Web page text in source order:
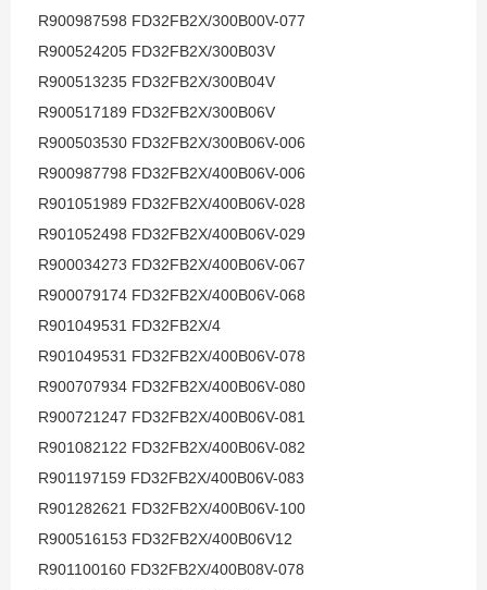
R900987598 FD32FB2X/300B00V-077
R900524205 FD32FB2X/300B03V
R900513235 FD32FB2X/300B04V
R900517189 FD32FB2X/300B06V
R900503530 FD32FB2X/300B06V-006
R900987798 FD32FB2X/400B06V-006
R901051989 FD32FB2X/400B06V-028
R901052498 FD32FB2X/400B06V-029
R900034273 FD32FB2X/400B06V-067
R900079174 FD32FB2X/400B06V-068
R901049531 FD32FB2X/4
R901049531 FD32FB2X/400B06V-078
R900707934 FD32FB2X/400B06V-080
R900721247 FD32FB2X/400B06V-081
R901082122 FD32FB2X/400B06V-082
R901197159 FD32FB2X/400B06V-083
R901282621 FD32FB2X/400B06V-100
R900516153 FD32FB2X/400B06V12
R901100160 FD32FB2X/400B08V-078